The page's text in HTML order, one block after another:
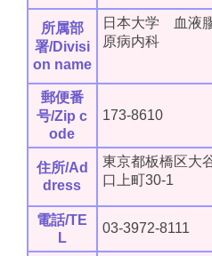
所属部
署/Divisi
on name
日本大学 血液
原病内科
郵便番
号/Zip c
ode
173-8610
住所/Ad
dress
東京都板橋区大
口上町30-1
電話/TE
L
03-3972-8111